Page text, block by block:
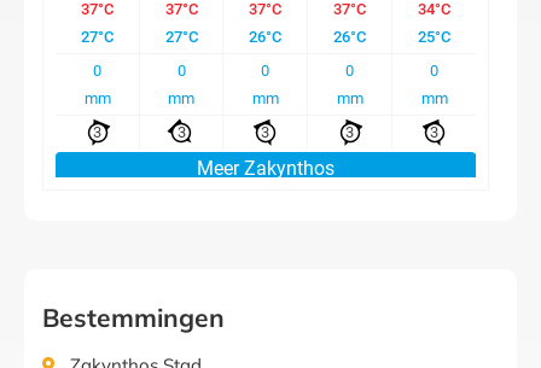
Bestemmingen